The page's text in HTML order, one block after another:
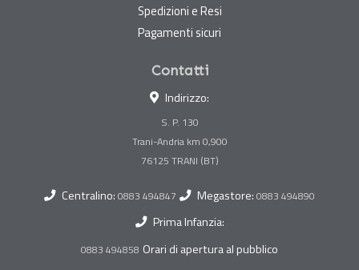
Spedizioni e Resi
Pagamenti sicuri
Contatti
Indirizzo:
S. P. 130
Trani-Andria km 0,900
Centralino: 0883 494847 Megastore: 0883 494890
Prima Infanzia:
0883 494858 Orari di apertura al pubblico